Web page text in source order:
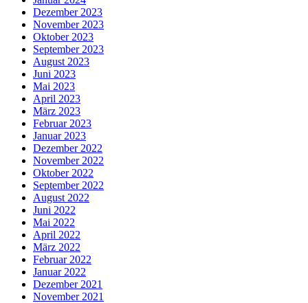
Dezember 2023
November 2023
Oktober 2023
September 2023
August 2023
Juni 2023
Mai 2023
April 2023
März 2023
Februar 2023
Januar 2023
Dezember 2022
November 2022
Oktober 2022
September 2022
August 2022
Juni 2022
Mai 2022
April 2022
März 2022
Februar 2022
Januar 2022
Dezember 2021
November 2021